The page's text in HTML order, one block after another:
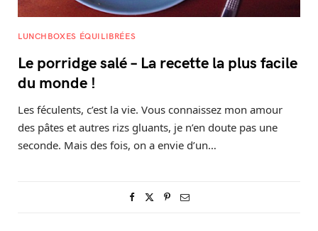
LUNCHBOXES ÉQUILIBRÉES
Le porridge salé – La recette la plus facile
du monde !
Les féculents, c’est la vie. Vous connaissez mon amour
des pâtes et autres rizs gluants, je n’en doute pas une
seconde. Mais des fois, on a envie d’un…